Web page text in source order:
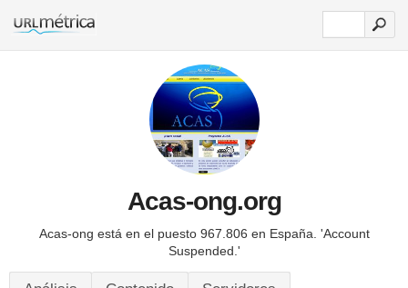
Acas-ong.org
Acas-ong está en el puesto 967.806 en España. 'Account
Suspended.'